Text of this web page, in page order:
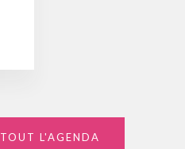
TOUT L'AGENDA